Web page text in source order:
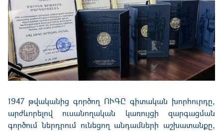
1947 թվականից գործող ՈՒԳԸ գիտական խորհուրդը,
արժևորելով ուսանողական կառույցի զարգացման
գործում ներդրում ունեցող անդամների աշխատանքը,